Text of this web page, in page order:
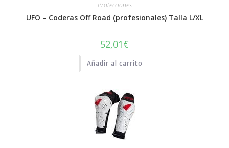
Protecciones
UFO – Coderas Off Road (profesionales) Talla L/XL
52,01€
Añadir al carrito